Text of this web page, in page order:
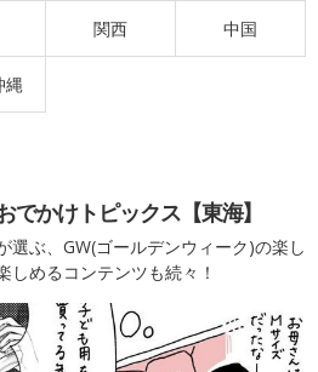
関西 中国
縄
でかけトピックス【東海】
選ぶ、GW(ゴールデンウィーク)の楽し
しめるコンテンツも続々！